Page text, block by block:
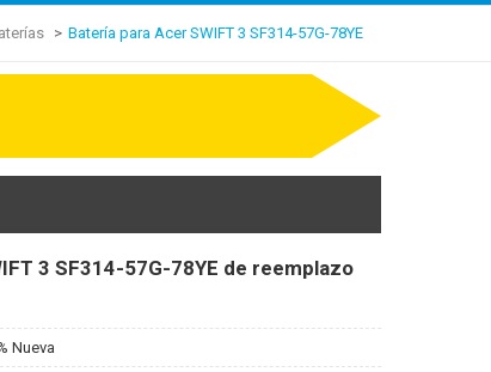
Batería para Acer SWIFT 3 SF314-57G-78YE
3 SF314-57G-78YE de reemplazo
Nueva